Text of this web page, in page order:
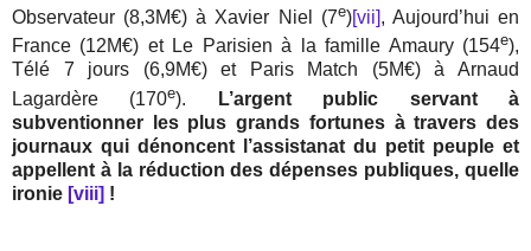
Observateur (8,3M€) à Xavier Niel (7e)[vii], Aujourd’hui en
France (12M€) et Le Parisien à la famille Amaury (154e),
Télé 7 jours (6,9M€) et Paris Match (5M€) à Arnaud
Lagardère (170e).
L’argent public servant à
subventionner les plus grands fortunes à travers des
journaux qui dénoncent l’assistanat du petit peuple et
appellent à la réduction des dépenses publiques, quelle
ironie [viii] !